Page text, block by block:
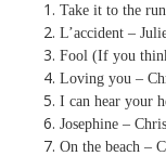
Take it to the
L’accident –
Fool (If you
Loving you –
I can hear your
Josephine –
On the beach –